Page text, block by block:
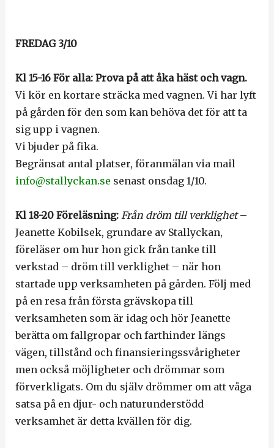
FREDAG 3/10
Kl 15-16 För alla: Prova på att åka häst och vagn.
Vi kör en kortare sträcka med vagnen. Vi har lyft
på gården för den som kan behöva det för att ta
sig upp i vagnen.
Vi bjuder på fika.
Begränsat antal platser, föranmälan via mail
info@stallyckan.se senast onsdag 1/10.
Kl 18-20 Föreläsning: Från dröm till verklighet–
Jeanette Kobilsek, grundare av Stallyckan,
föreläser om hur hon gick från tanke till
verkstad – dröm till verklighet – när hon
startade upp verksamheten på gården. Följ med
på en resa från första grävskopa till
verksamheten som är idag och hör Jeanette
berätta om fallgropar och farthinder längs
vägen, tillstånd och finansieringssvårigheter
men också möjligheter och drömmar som
förverkligats. Om du själv drömmer om att våga
satsa på en djur- och naturunderstödd
verksamhet är detta kvällen för dig.